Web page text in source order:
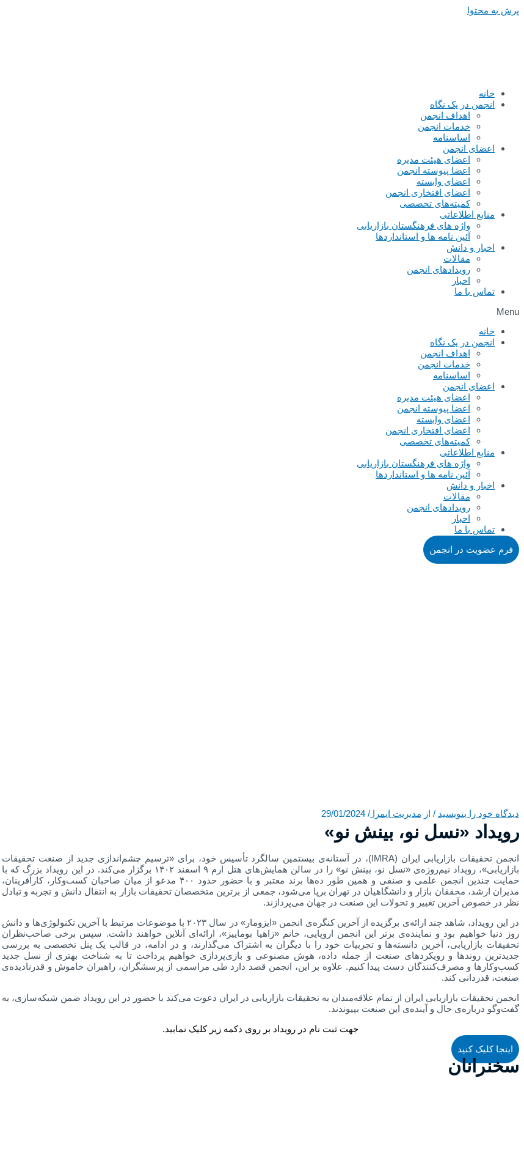
پرش به محتوا
خانه
انجمن در یک نگاه
اهداف انجمن
خدمات انجمن
اساسنامه
اعضای انجمن
اعضای هیئت مدیره
اعضا پیوسته انجمن
اعضای وابسته
اعضای افتخاری انجمن
کمیته‌های تخصصی
منابع اطلاعاتی
واژه های فرهنگستان بازاریابی
آئین نامه ها و استانداردها
اخبار و دانش
مقالات
رویدادهای انجمن
اخبار
تماس با ما
Menu
خانه
انجمن در یک نگاه
اهداف انجمن
خدمات انجمن
اساسنامه
اعضای انجمن
اعضای هیئت مدیره
اعضا پیوسته انجمن
اعضای وابسته
اعضای افتخاری انجمن
کمیته‌های تخصصی
منابع اطلاعاتی
واژه های فرهنگستان بازاریابی
آئین نامه ها و استانداردها
اخبار و دانش
مقالات
رویدادهای انجمن
اخبار
تماس با ما
فرم عضویت در انجمن
دیدگاه‌ خود را بنویسید / از مدیریت ایمرا /
29/01/2024
رویداد «نسل نو، بینش نو»
انجمن تحقیقات بازاریابی ایران (IMRA)، در آستانه‌ی بیستمین سالگرد تأسیس خود، برای «ترسیم چشم‌اندازی جدید از صنعت تحقیقات
بازاریابی»، رویداد نیم‌روزه‌ی‌ «نسل نو، بینش نو» را در سالن همایش‌های هتل ارم ۹ اسفند ۱۴۰۲ برگزار می‌‌کند. در این رویداد بزرگ که با
حمایت چندین انجمن علمی و صنفی و همین طور ده‌ها برند معتبر و با حضور حدود ۴۰۰ مدعو از میان صاحبان کسب‌وکار، کارآفرینان،
مدیران ارشد، محققان بازار و دانشگاهیان در تهران برپا می‌شود، جمعی از برترین متخصصان تحقیقات بازار به انتقال دانش و تجربه و تبادل
نظر در خصوص آخرین تغییر و تحولات این صنعت در جهان می‌پردازند.
در این رویداد، شاهد چند ارائه‌ی برگزیده از آخرین کنگره‌ی انجمن «ایزومار» در سال ۲۰۲۳ با موضوعات مرتبط با آخرین تکنولوژی‌ها و دانش‌
روز دنیا خواهیم بود و نماینده‌ی برتر این انجمن اروپایی، خانم «زاهیا بوماییز»، ارائه‌ای آنلاین خواهند داشت. سپس برخی صاحب‌نظران
تحقیقات بازاریابی، آخرین دانسته‌ها و تجربیات خود را با دیگران به اشتراک می‌گذارند، و در ادامه، در قالب یک پنل تخصصی به بررسی
جدیدترین روندها و رویکردهای صنعت از جمله داده، هوش مصنوعی و بازی‌پردازی خواهیم پرداخت تا به شناخت بهتری از نسل جدید
کسب‌وکارها و مصرف‌کنندگان دست پیدا کنیم. علاوه بر این، انجمن قصد دارد طی مراسمی از پرسشگران، راهبران خاموش و قدرنادیده‌ی
صنعت، قدردانی کند.
انجمن تحقیقات بازاریابی ایران از تمام علاقه‌مندان به تحقیقات بازاریابی در ایران دعوت می‌کند با حضور در این رویداد ضمن شبکه‌سازی، به
گفت‌وگو درباره‌ی حال و آینده‌ی این صنعت بپیوندند.
جهت ثبت نام در رویداد بر روی دکمه زیر کلیک نمایید.
اینجا کلیک کنید
سخنرانان